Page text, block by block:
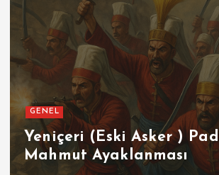
GENEL
Yeniçeri (Eski Asker )
Mahmut Ayaklanması